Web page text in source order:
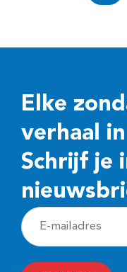
Elke
verhaal
Schrijf je
E
-
m